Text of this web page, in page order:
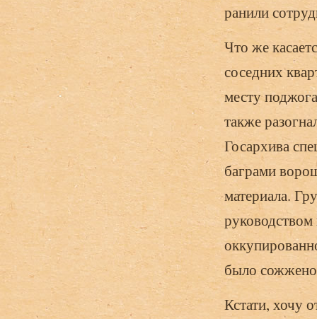
ранили
Что же
соседних
месту
также
Госархива
баграми
материала.
руководством
было сожжено
Кстати, хочу